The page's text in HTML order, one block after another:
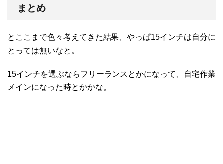
まとめ
とここまで色々考えてきた結果、やっぱ15インチは自分に
とっては無いなと。
15インチを選ぶならフリーランスとかになって、自宅作業
メインになった時とかかな。